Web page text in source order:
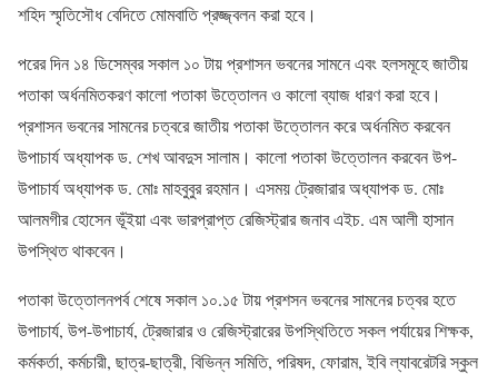
শহিদ স্মৃতিসৌধ বেদিতে মোমবাতি প্রজ্জ্বলন করা হবে।
পরের দিন ১৪ ডিসেম্বর সকাল ১০ টায় প্রশাসন ভবনের সামনে এবং হলসমূহে জাতীয়
পতাকা অর্ধনমিতকরণ কালো পতাকা উত্তোলন ও কালো ব্যাজ ধারণ করা হবে।
প্রশাসন ভবনের সামনের চত্বরে জাতীয় পতাকা উত্তোলন করে অর্ধনমিত করবেন
উপাচার্য অধ্যাপক ড. শেখ আবদুস সালাম। কালো পতাকা উত্তোলন করবেন উপ-
উপাচার্য অধ্যাপক ড. মোঃ মাহবুবুর রহমান। এসময় ট্রেজারার অধ্যাপক ড. মোঃ
আলমগীর হোসেন ভূঁইয়া এবং ভারপ্রাপ্ত রেজিস্ট্রার জনাব এইচ. এম আলী হাসান
উপস্থিত থাকবেন।
পতাকা উত্তোলনপর্ব শেষে সকাল ১০.১৫ টায় প্রশসন ভবনের সামনের চত্বর হতে
উপাচার্য, উপ-উপাচার্য, ট্রেজারার ও রেজিস্ট্রারের উপস্থিতিতে সকল পর্যায়ের শিক্ষক,
কর্মকর্তা, কর্মচারী, ছাত্র-ছাত্রী, বিভিন্ন সমিতি, পরিষদ, ফোরাম, ইবি ল্যাবরেটরি স্কুল